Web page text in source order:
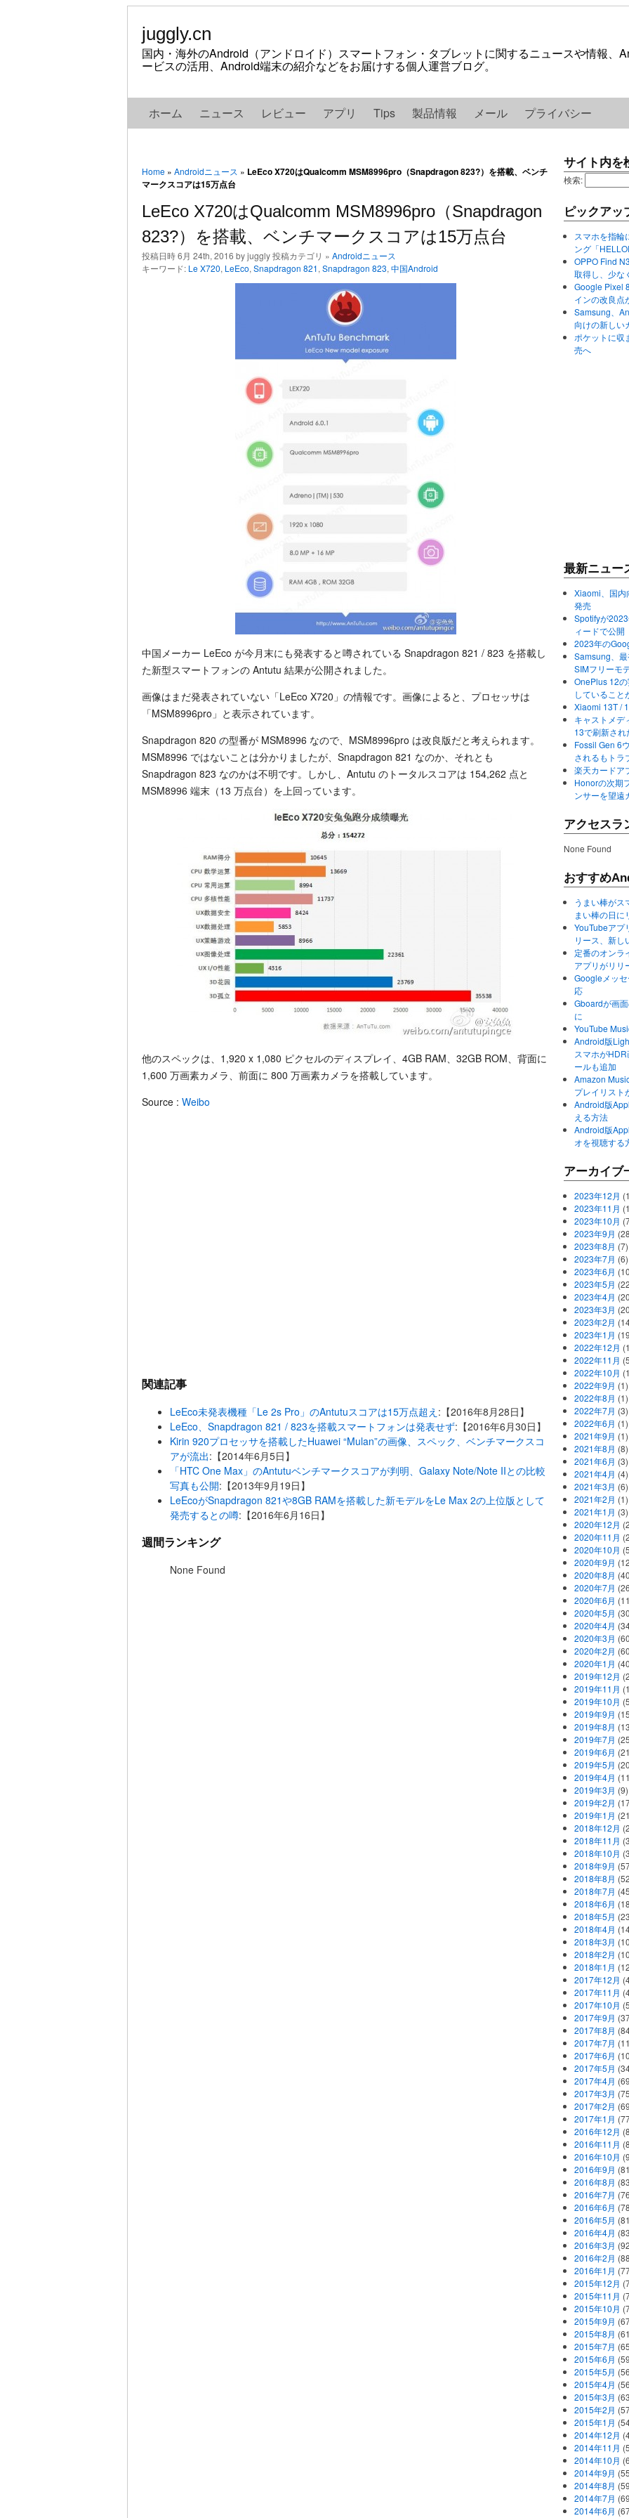
juggly.cn
国内・海外のAndroid（アンドロイド）スマートフォン・タブレットに関するニュースや情報、
ービスの活用、Android端末の紹介などをお届けする個人運営ブログ。
ホーム ニュース レビュー アプリ Tips 製品情報 メール プライバシー
Home » Androidニュース » LeEco X720はQualcomm MSM8996pro（Snapdragon 823?）を搭載、ベンチ
マークスコアは15万点台
LeEco X720はQualcomm MSM8996pro（Snapdragon
823?）を搭載、ベンチマークスコアは15万点台
投稿日時 6月 24th, 2016 by juggly 投稿カテゴリ » Androidニュース
キーワード: Le X720, LeEco, Snapdragon 821, Snapdragon 823, 中国Android
中国メーカー LeEco が今月末にも発表すると噂されている Snapdragon 821 / 823 を搭載し
た新型スマートフォンの Antutu 結果が公開されました。
画像はまだ発表されていない「LeEco X720」の情報です。画像によると、プロセッサは
「MSM8996pro」と表示されています。
Snapdragon 820 の型番が MSM8996 なので、MSM8996pro は改良版だと考えられます。
MSM8996 ではないことは分かりましたが、Snapdragon 821 なのか、それとも
Snapdragon 823 なのかは不明です。しかし、Antutu のトータルスコアは 154,262 点と
MSM8996 端末（13 万点台）を上回っています。
他のスペックは、1,920 x 1,080 ピクセルのディスプレイ、4GB RAM、32GB ROM、背面に
1,600 万画素カメラ、前面に 800 万画素カメラを搭載しています。
Source : Weibo
関連記事
LeEco未発表機種「Le 2s Pro」のAntutuスコアは15万点超え :【2016年8月28日】
LeEco、Snapdragon 821 / 823を搭載スマートフォンは発表せず:【2016年6月30日】
Kirin 920プロセッサを搭載したHuawei “Mulan”の画像、スペック、ベンチマークスコ
アが流出:【2014年6月5日】
「HTC One Max」のAntutuベンチマークスコアが判明、Galaxy Note/Note IIとの比較
写真も公開:【2013年9月19日】
LeEcoがSnapdragon 821や8GB RAMを搭載した新モデルをLe Max 2の上位版として
発売するとの噂:【2016年6月16日】
週間ランキング
None Found
サイト内を
検索:
ピックアッ
スマホを指輪
ング「
OPPO Find
取得し、少な
Google Pixel
インの改良点
Samsung、
向けの新しい
ポケットに収
売へ
最新ニュー
Xiaomi、国内
発売
Spotifyが
ィードで公開
2023年の
Samsung、
SIMフリーモ
OnePlus 12
していること
Xiaomi 13T /
キャストメデ
13で刷新さ
Fossil Gen 6
されるもトラ
楽天カードア
Honorの次期
ンサーを望遠
アクセスラ
None Found
おすすめ
うまい棒がス
まい棒の日に
YouTubeアプ
リース、新し
定番のオンラ
アプリがリリ
Googleメッ
応
Gboardが画
に
YouTube
Android版
スマホが
ールも追加
Amazon
プレイリスト
Android版
える方法
Android版
オを視聴する
アーカイブ
2023年12月
2023年11月
2023年10月
2023年9月
2023年8月 (7)
2023年7月 (6)
2023年6月
2023年5月
2023年4月
2023年3月
2023年2月
2023年1月
2022年12月
2022年11月
2022年10月
2022年9月 (1)
2022年8月 (1)
2022年7月 (3)
2022年6月 (1)
2021年9月 (1)
2021年8月 (8)
2021年6月 (3)
2021年4月 (4)
2021年3月 (6)
2021年2月 (1)
2021年1月 (3)
2020年12月
2020年11月
2020年10月
2020年9月
2020年8月
2020年7月
2020年6月
2020年5月
2020年4月
2020年3月
2020年2月
2020年1月
2019年12月
2019年11月
2019年10月
2019年9月
2019年8月
2019年7月
2019年6月
2019年5月
2019年4月
2019年3月 (9)
2019年2月
2019年1月
2018年12月
2018年11月
2018年10月
2018年9月
2018年8月
2018年7月
2018年6月
2018年5月
2018年4月
2018年3月
2018年2月
2018年1月
2017年12月
2017年11月
2017年10月
2017年9月
2017年8月
2017年7月
2017年6月
2017年5月
2017年4月
2017年3月
2017年2月
2017年1月
2016年12月
2016年11月
2016年10月
2016年9月
2016年8月
2016年7月
2016年6月
2016年5月
2016年4月
2016年3月
2016年2月
2016年1月
2015年12月
2015年11月
2015年10月
2015年9月
2015年8月
2015年7月
2015年6月
2015年5月
2015年4月
2015年3月
2015年2月
2015年1月
2014年12月
2014年11月
2014年10月
2014年9月
2014年8月
2014年7月
2014年6月